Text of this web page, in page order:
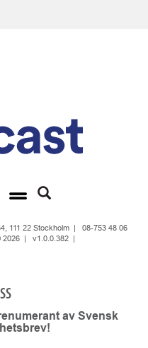
111 22 Stockholm | 08-753 48 06
2026 | v1.0.0.382
av Svensk